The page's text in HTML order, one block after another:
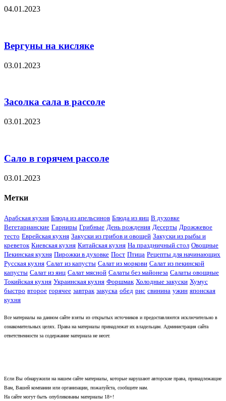
04.01.2023
Вергуны на кисляке
03.01.2023
Засолка сала в рассоле
03.01.2023
Сало в горячем рассоле
03.01.2023
Метки
Арабская кухня Блюда из апельсинов Блюда из яиц В духовке
Вегетарианские Гарниры Грибные День рождения Десерты Дрожжевое
тесто Еврейская кухня Закуски из грибов и овощей Закуски из рыбы и
креветок Киевская кухня Китайская кухня На праздничный стол Овощные
Пекинская кухня Пирожки в духовке Пост Птица Рецепты для начинающих
Русская кухня Салат из капусты Салат из моркови Салат из пекинской
капусты Салат из яиц Салат мясной Салаты без майонеза Салаты овощные
Токийская кухня Украинская кухня Форшмак Холодные закуски Хумус
быстро второе горячее завтрак закуска обед рис свинина ужин японская
кухня
Все материалы на данном сайте взяты из открытых источников и предоставляются исключительно в
ознакомительных целях. Права на материалы принадлежат их владельцам. Администрация сайта
ответственности за содержание материала не несет.
Если Вы обнаружили на нашем сайте материалы, которые нарушают авторские права, принадлежащие
Вам, Вашей компании или организации, пожалуйста, сообщите нам.
На сайте могут быть опубликованы материалы 18+!